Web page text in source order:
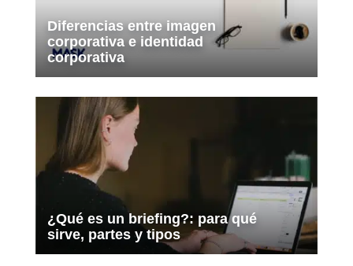
Diferencias entre imagen
corporativa e identidad
corporativa
¿Qué es un briefing?: para qué
sirve, partes y tipos